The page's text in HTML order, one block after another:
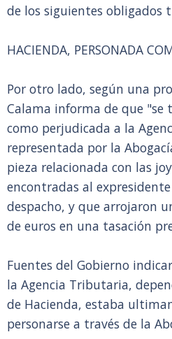
de los siguientes obligados
HACIENDA, PERSONADA
Por otro lado, según una
Calama informa de que "se
como perjudicada a la
representada por la
pieza relacionada con las
encontradas al
despacho, y que arrojaron
de euros en una tasación
Fuentes del Gobierno
la Agencia Tributaria,
de Hacienda, estaba
personarse a través de la